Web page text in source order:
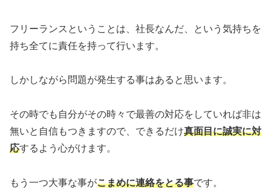
フリーランスということは、社長なんだ、という気持ちを
持ち全てに責任を持って行います。
しかしながら問題が発生する事はあると思います。
その時でも自分がその時々で最善の対応をしていれば非は
無いと自信もつきますので、できるだけ真面目に誠実に対
応するよう心がけます。
もう一つ大事な事がこまめに連絡をとる事です。